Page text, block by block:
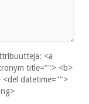
<a
title=""> <b>
<del datetime="">